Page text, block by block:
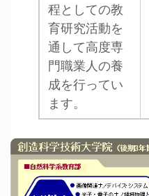
程としての教
育研究活動を
通して高度専
門職業人の養
成を行ってい
ます。